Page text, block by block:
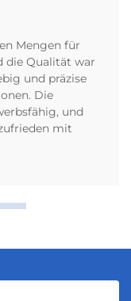
Mengen für
die Qualität war
und präzise
Die
und
mit